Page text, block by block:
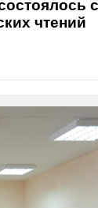
чтений